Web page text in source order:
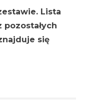
Lista
pozostałych
się